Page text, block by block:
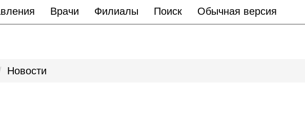
Врачи Филиалы Поиск Обычная версия
Новости